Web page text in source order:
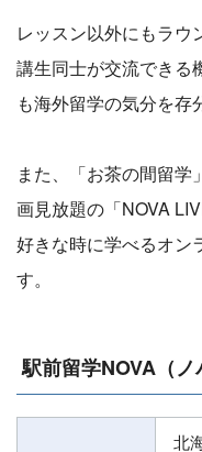
レッスン以外にもラウ
講生同士が交流できる
も海外留学の気分を存
また、「お茶の間留
画見放題の「NOVA
好きな時に学べるオン
す。
駅前留学NOVA（
北